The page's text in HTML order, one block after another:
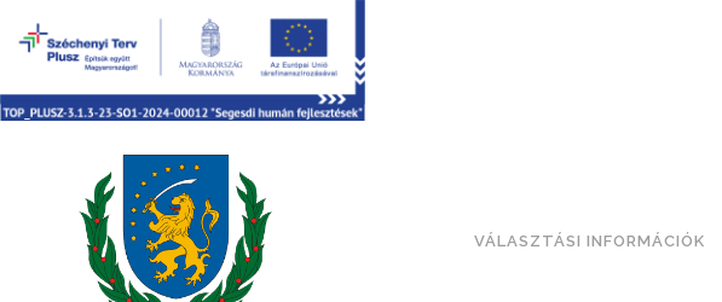
VÁLASZTÁSI INFORMÁCIÓK